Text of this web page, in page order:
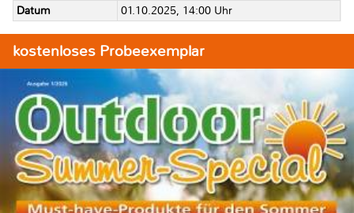
Datum
01.10.2025, 14:00 Uhr
kostenloses Probeexemplar